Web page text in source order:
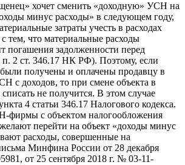
хочет сменить «доходную» УСН на
минус расходы» в следующем году,
затраты учесть в расходах
с тем, что материальные расходы
погашения задолженности перед
2 ст. 346.17 НК РФ). Поэтому, если
получены и оплачены продавцу в
с доходов, то при смене объекта в
не получится. В этом случае
4 статьи 346.17 Налогового кодекса.
фирмы с объектом налогообложения
перейти на объект «доходы минус
расходы, совершенные на
Минфина России от 28 декабря
от 25 сентября 2018 г. № 03-11-